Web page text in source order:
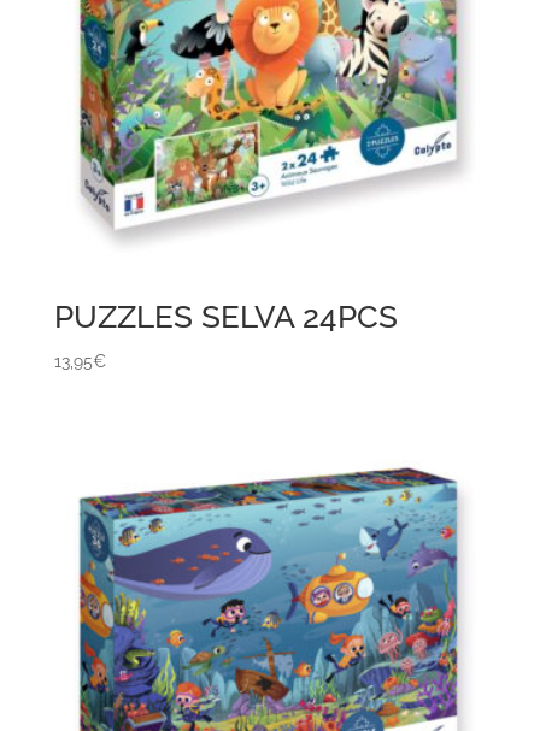
PUZZLES SELVA 24PCS
13,95€